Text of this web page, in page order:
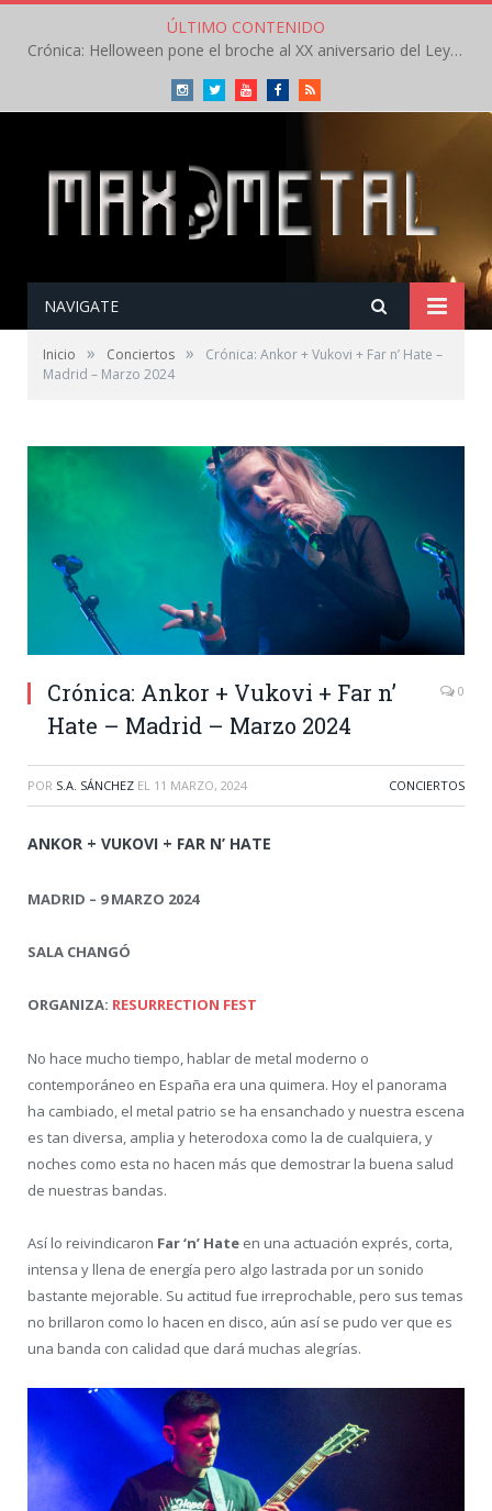
ÚLTIMO CONTENIDO
Crónica: Helloween pone el broche al XX aniversario del Leyendas del Rock – Sábado – Agosto 2026
InstagramTwitterYoutubeFacebookRSS
NAVIGATE
Inicio » Conciertos »
Crónica: Ankor + Vukovi + Far n’ Hate –
Madrid – Marzo 2024
Crónica: Ankor + Vukovi + Far n’
Hate – Madrid – Marzo 2024
0
POR S.A. SÁNCHEZ EL 11 MARZO, 2024 CONCIERTOS
ANKOR + VUKOVI + FAR N’ HATE
MADRID – 9 MARZO 2024
SALA CHANGÓ
ORGANIZA: RESURRECTION FEST
No hace mucho tiempo, hablar de metal moderno o
contemporáneo en España era una quimera. Hoy el panorama
ha cambiado, el metal patrio se ha ensanchado y nuestra escena
es tan diversa, amplia y heterodoxa como la de cualquiera, y
noches como esta no hacen más que demostrar la buena salud
de nuestras bandas.
Así lo reivindicaron Far ‘n’ Hate en una actuación exprés, corta,
intensa y llena de energía pero algo lastrada por un sonido
bastante mejorable. Su actitud fue irreprochable, pero sus temas
no brillaron como lo hacen en disco, aún así se pudo ver que es
una banda con calidad que dará muchas alegrías.